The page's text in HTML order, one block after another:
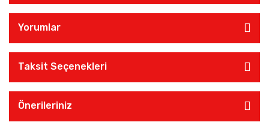
Yorumlar
Taksit Seçenekleri
Önerileriniz